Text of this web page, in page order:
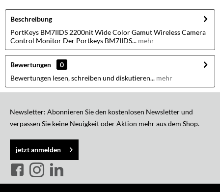
Beschreibung
PortKeys BM7IIDS 2200nit Wide Color Gamut Wireless Camera
Control Monitor Der Portkeys BM7IIDS... mehr
Bewertungen
0
Bewertungen lesen, schreiben und diskutieren... mehr
Newsletter: Abonnieren Sie den kostenlosen Newsletter und
verpassen Sie keine Neuigkeit oder Aktion mehr aus dem Shop.
jetzt anmelden